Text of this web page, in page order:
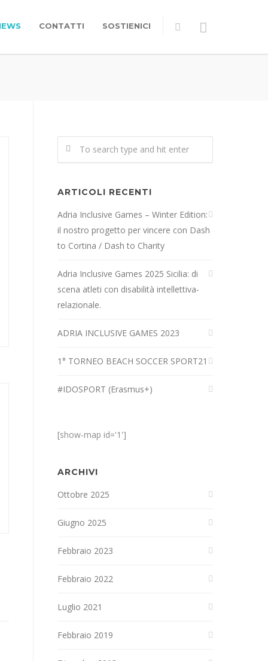
CONTATTI SOSTIENICI
ARTICOLI RECENTI
Adria Inclusive Games – Winter Edition:
il nostro progetto per vincere con Dash
to Cortina / Dash to Charity
Adria Inclusive Games 2025 Sicilia: di
scena atleti con disabilità intellettiva-
relazionale.
ADRIA INCLUSIVE GAMES 2023
1° TORNEO BEACH SOCCER SPORT21
#IDOSPORT (Erasmus+)
[show-map id='1']
ARCHIVI
Ottobre 2025
Giugno 2025
Febbraio 2023
Febbraio 2022
Luglio 2021
Febbraio 2019